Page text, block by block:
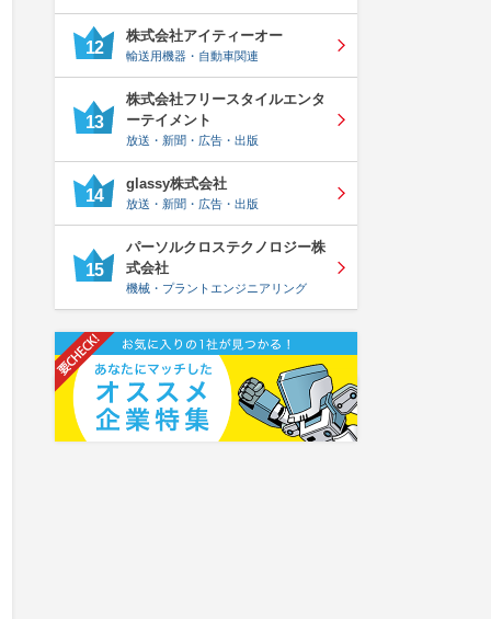
12
株式会社アイティーオー
輸送用機器・自動車関連
13
株式会社フリースタイルエンタ
ーテイメント
放送・新聞・広告・出版
14
glassy株式会社
放送・新聞・広告・出版
15
パーソルクロステクノロジー株
式会社
機械・プラントエンジニアリング